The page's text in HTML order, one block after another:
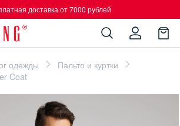
доставка от 7000 рублей
одежды
Пальто и куртки
Coat